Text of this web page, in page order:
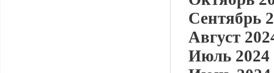
Сентябрь
Август
Июль 2024